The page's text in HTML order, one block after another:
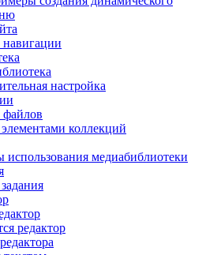
настройка
файлов
элементами коллекций
медиабиблиотеки
редактор